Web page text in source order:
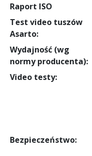
Raport ISO
Test video tuszów
Asarto:
Wydajność (wg
normy producenta):
Video testy:
Bezpieczeństwo: